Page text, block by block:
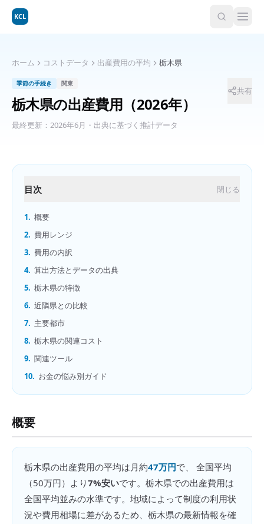
KCL
ホーム コストデータ 出産費用の平均 栃木県
季節の手続き 関東
栃木県の出産費用 （2026年）
最終更新： 2026年6月 ・出典に基づく推計データ
共有
目次 閉じる
1. 概要
2. 費用レンジ
3. 費用の内訳
4. 算出方法とデータの出典
5. 栃木県の特徴
6. 近隣県との比較
7. 主要都市
8. 栃木県の関連コスト
9. 関連ツール
10. お金の悩み別ガイド
概要
栃木県の出産費用の平均は月約47万円で、 全国平均
（50万円）より7%安いです。 栃木県での出産費用は
全国平均並みの水準です。地域によって制度の利用状
況や費用相場に差があるため、栃木県の最新情報を確